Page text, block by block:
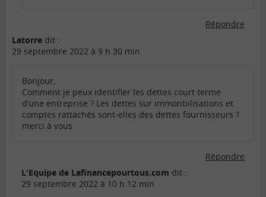
Répondre
Latorre dit :
29 septembre 2022 à 9 h 30 min
Bonjour,
Comment je peux identifier les dettes court terme
d’une entreprise ? Les dettes sur immonbilisations et
comptes rattachés sont-elles des dettes fournisseurs ?
merci à vous
Répondre
L'Equipe de Lafinancepourtous.com dit :
29 septembre 2022 à 10 h 12 min